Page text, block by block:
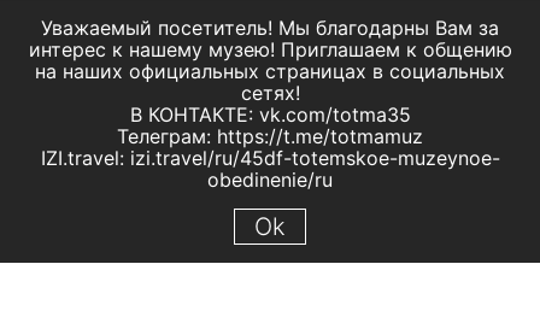
Уважаемый посетитель! Мы благодарны Вам за
интерес к нашему музею! Приглашаем к общению
на наших официальных страницах в социальных
сетях!
В КОНТАКТЕ: vk.com/totma35
Телеграм: https://t.me/totmamuz
IZI.travel: izi.travel/ru/45df-totemskoe-muzeynoe-
obedinenie/ru
Ok